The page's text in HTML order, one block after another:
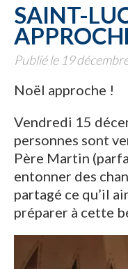
SAINT-
Publié le 19
Noël approche !
Vendredi 15
personnes sont
Père Martin
entonner des
partagé ce qu’il
préparer à cette